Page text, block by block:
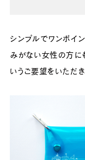
シンプルでワンポイン
みがない女性の方に
いうご要望をいただき